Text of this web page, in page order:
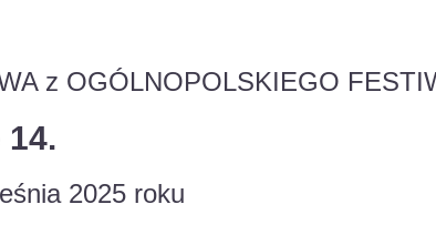
z OGÓLNOPOLSKIEGO
2025 roku